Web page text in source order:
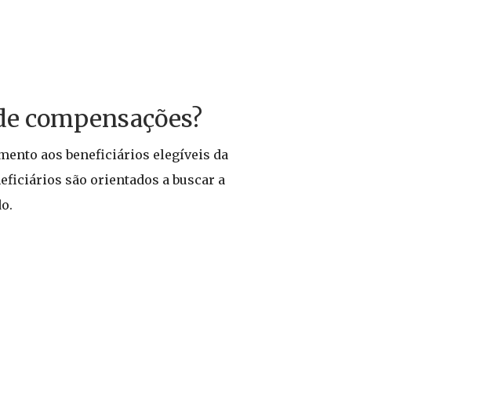
compensações?
aos beneficiários elegíveis da
são orientados a buscar a